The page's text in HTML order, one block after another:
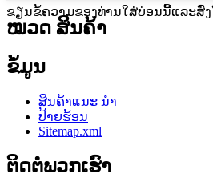
ຂຽນຂໍ້ຄວາມຂອງທ່ານໃສ່ບ່ອນນີ້ແລະສົ່
ໝວດ ສິນຄ້າ
ຂໍ້ມູນ
ສິນຄ້າແນະ ນຳ
ປ້າຍຮ້ອນ
Sitemap.xml
ຕິດ​ຕໍ່​ພວກ​ເຮົາ